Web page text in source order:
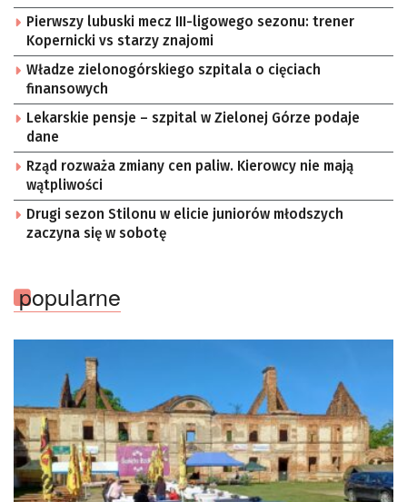
Pierwszy lubuski mecz III-ligowego sezonu: trener
Kopernicki vs starzy znajomi
Władze zielonogórskiego szpitala o cięciach
finansowych
Lekarskie pensje – szpital w Zielonej Górze podaje
dane
Rząd rozważa zmiany cen paliw. Kierowcy nie mają
wątpliwości
Drugi sezon Stilonu w elicie juniorów młodszych
zaczyna się w sobotę
popularne